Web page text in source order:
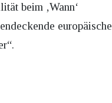
beim ‚Wann‘
europäische